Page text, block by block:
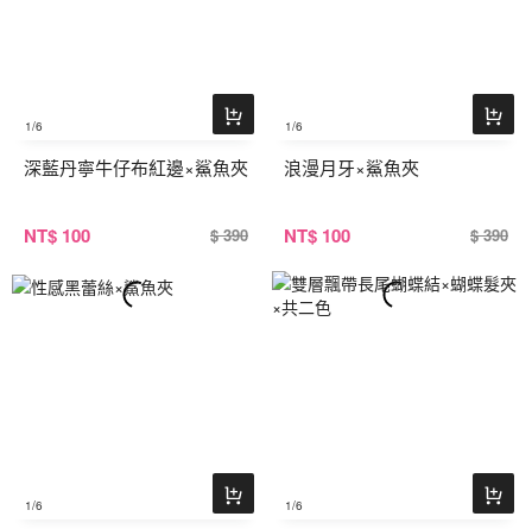
1/6
深藍丹寧牛仔布紅邊×鯊魚夾
NT$ 100 $ 390
1/6
浪漫月牙×鯊魚夾
NT$ 100 $ 390
1/6 1/6